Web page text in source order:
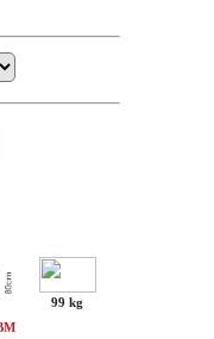
99 kg